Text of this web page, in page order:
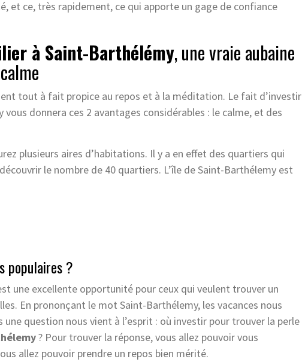
et ce, très rapidement, ce qui apporte un gage de confiance
à Saint-Barthélémy, une vraie aubaine
tout à fait propice au repos et à la méditation. Le fait d’investir
donnera ces 2 avantages considérables : le calme, et des
plusieurs aires d’habitations. Il y a en effet des quartiers qui
le nombre de 40 quartiers. L’île de Saint-Barthélemy est
populaires ?
une excellente opportunité pour ceux qui veulent trouver un
En prononçant le mot Saint-Barthélemy, les vacances nous
question nous vient à l’esprit : où investir pour trouver la perle
? Pour trouver la réponse, vous allez pouvoir vous
allez pouvoir prendre un repos bien mérité.